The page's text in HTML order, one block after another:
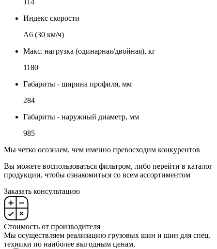
114
Индекс скорости
А6 (30 км/ч)
Макс. нагрузка (одинарная/двойная), кг
1180
Габариты - ширина профиля, мм
284
Габариты - наружный диаметр, мм
985
Мы четко осознаем, чем именно превосходим конкурентов
Вы можете воспользоваться фильтром, либо перейти в каталог
продукции, чтобы ознакомиться со всем ассортиментом
Заказать консультацию
Стоимость от производителя
Мы осуществляем реализацию грузовых шин и шин для спец.
техники по наиболее выгодным ценам.